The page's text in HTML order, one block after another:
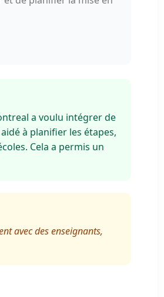
a voulu intégrer de
à planifier les étapes,
Cela a permis un
avec des enseignants,